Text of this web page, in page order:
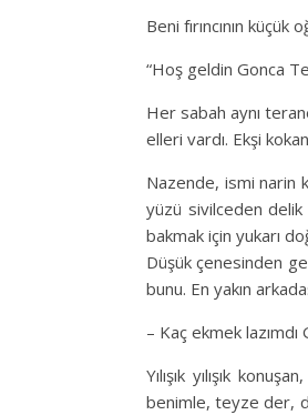
Beni fırıncının küçük
“Hoş geldin Gonca
Her sabah aynı
elleri vardı. Ekşi
Nazende, ismi narin
yüzü sivilceden delik
bakmak için yukarı
Düşük çenesinden
bunu. En yakın
– Kaç ekmek
Yılışık yılışık
benimle, teyze der,